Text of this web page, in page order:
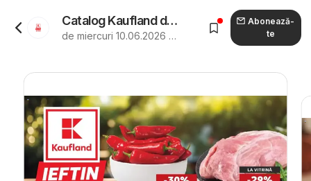
Catalog Kaufland de la 10.06.2026 - Revista "Kaufland Viseu de Sus"
de miercuri 10.06.2026 până marți 16.06.2026
Abonează-
te